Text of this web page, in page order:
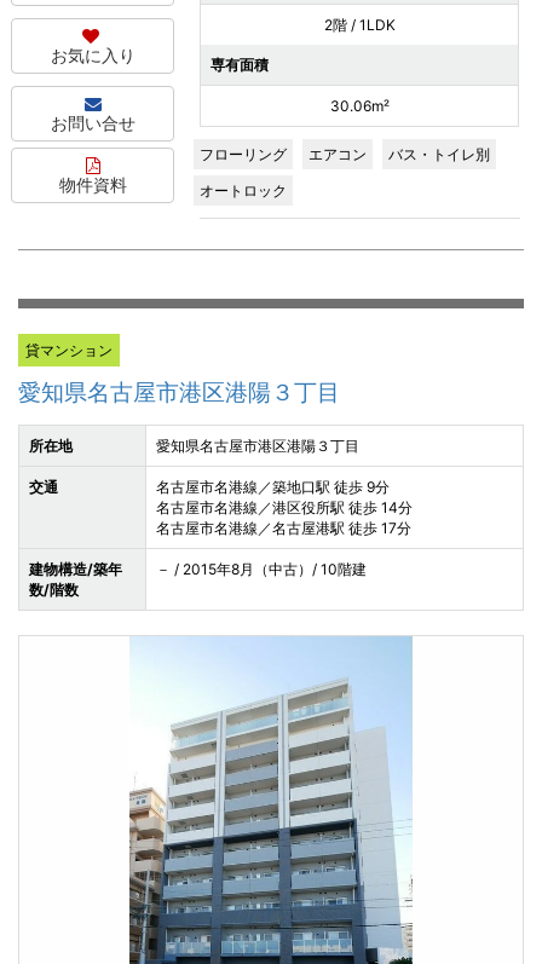
お気に入り
お問い合せ
物件資料
2階 / 1LDK
専有面積
30.06m²
フローリング エアコン
バス・トイレ別
オートロック
貸マンション
愛知県名古屋市港区港陽３丁目
所在地 愛知県名古屋市港区港陽３丁目
交通
名古屋市名港線／築地口駅 徒歩 9分
名古屋市名港線／港区役所駅 徒歩 14分
名古屋市名港線／名古屋港駅 徒歩 17分
建物構造/築年
数/階数
－ / 2015年8月（中古）/ 10階建